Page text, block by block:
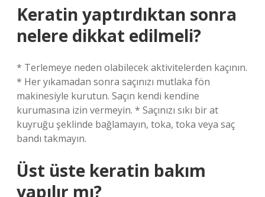
Keratin yaptırdıktan sonra
nelere dikkat edilmeli?
* Terlemeye neden olabilecek aktivitelerden kaçının.
* Her yıkamadan sonra saçınızı mutlaka fön
makinesiyle kurutun. Saçın kendi kendine
kurumasına izin vermeyin. * Saçınızı sıkı bir at
kuyruğu şeklinde bağlamayın, toka, toka veya saç
bandı takmayın.
Üst üste keratin bakım
yapılır mı?